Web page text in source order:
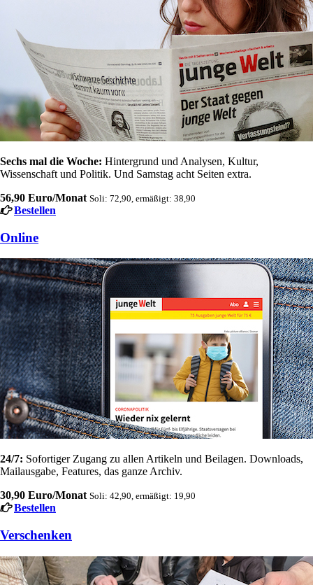
Sechs mal die Woche: Hintergrund und Analysen, Kultur,
Wissenschaft und Politik. Und Samstag acht Seiten extra.
56,90 Euro/Monat Soli: 72,90, ermäßigt: 38,90
Bestellen
Online
24/7: Sofortiger Zugang zu allen Artikeln und Beilagen. Downloads,
Mailausgabe, Features, das ganze Archiv.
30,90 Euro/Monat Soli: 42,90, ermäßigt: 19,90
Bestellen
Verschenken